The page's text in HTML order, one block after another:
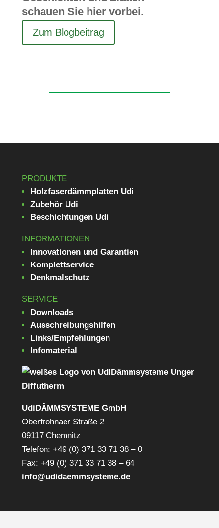
schauen Sie hier vorbei.
Zum Blog­bei­trag
PRODUKTE
Holzfaserdämmplatten Udi
Zubehör Udi
Beschichtungen Udi
INFORMATIONEN
Innovationen und Garantien
Komplettservice
Denkmalschutz
SERVICE
Downloads
Ausschreibungshilfen
Links/Empfehlungen
Infomaterial
UdiDÄMMSYSTEME GmbH
Oberfrohnaer Straße 2
09117 Chemnitz
Telefon: +49 (0) 371 33 71 38 – 0
Fax: +49 (0) 371 33 71 38 – 64
info@udidaemmsysteme.de